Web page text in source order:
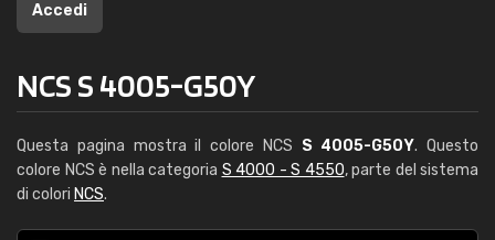
Accedi
NCS S 4005-G50Y
Questa pagina mostra il colore NCS S 4005-G50Y. Questo
colore NCS è nella categoria S 4000 - S 4550, parte del sistema
di colori NCS.